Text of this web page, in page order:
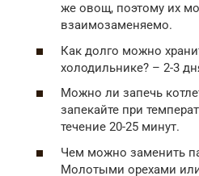
же овощ, поэтому их
взаимозаменяемо.
Как долго можно
холодильнике? – 2-3
Можно ли запечь
запекайте при
течение 20-25 минут.
Чем можно заменить
Молотыми орехами